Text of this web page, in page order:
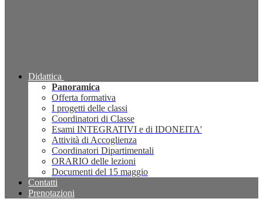
Didattica
Panoramica
Offerta formativa
I progetti delle classi
Coordinatori di Classe
Esami INTEGRATIVI e di IDONEITA'
Attività di Accoglienza
Coordinatori Dipartimentali
ORARIO delle lezioni
Documenti del 15 maggio
Contatti
Prenotazioni